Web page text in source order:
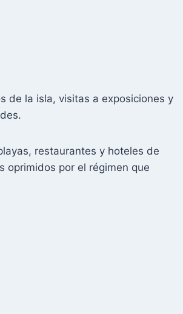
de la isla, visitas a exposiciones y
restaurantes y hoteles de
oprimidos por el régimen que